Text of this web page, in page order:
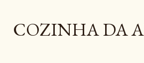
COZINHA DA